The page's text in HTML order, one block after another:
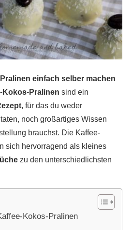
Pralinen einfach selber machen
Kokos-Pralinen sind ein
, für das du weder
noch großartiges Wissen
brauchst. Die Kaffee-
sich hervorragend als kleines
zu den unterschiedlichsten
Kokos-Pralinen